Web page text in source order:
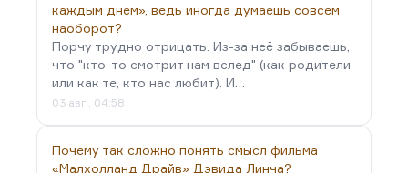
каждым днем», ведь иногда думаешь совсем
наоборот?
Порчу трудно отрицать. Из-за неё забываешь,
что "кто-то смотрит нам вслед" (как родители
или как те, кто нас любит). И…
03 авг., 04:58
Почему так сложно понять смысл фильма
«Малхолланд Драйв» Дэвида Линча?